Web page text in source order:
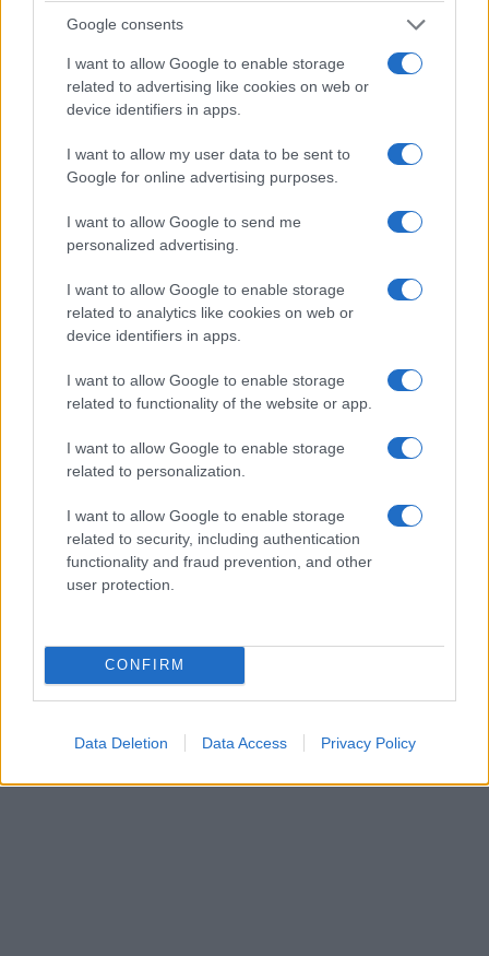
Google consents
I want to allow Google to enable storage
related to advertising like cookies on web or
device identifiers in apps.
I want to allow my user data to be sent to
Google for online advertising purposes.
I want to allow Google to send me
personalized advertising.
I want to allow Google to enable storage
related to analytics like cookies on web or
device identifiers in apps.
I want to allow Google to enable storage
related to functionality of the website or app.
I want to allow Google to enable storage
related to personalization.
I want to allow Google to enable storage
related to security, including authentication
functionality and fraud prevention, and other
user protection.
CONFIRM
Data Deletion Data Access Privacy Policy